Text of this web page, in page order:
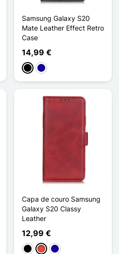
Samsung Galaxy S20
Mate Leather Effect Retro
Case
14,99 €
PretoAzul Escuro
Capa de couro Samsung
Galaxy S20 Classy
Leather
12,99 €
PretoVermelhoAzul Escuro